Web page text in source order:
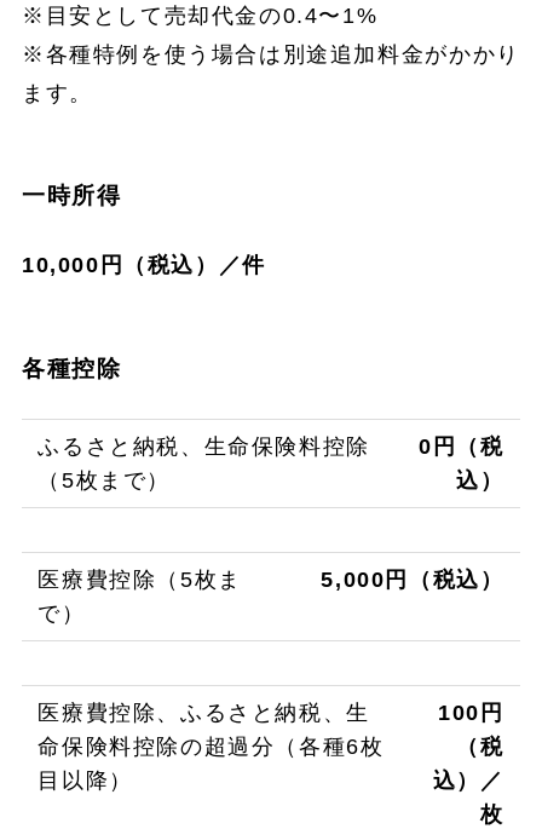
※目安として売却代金の0.4〜1%
※各種特例を使う場合は別途追加料金がかかり
ます。
一時所得
10,000円（税込）／件
各種控除
ふるさと納税、生命保険料控除
（5枚まで）
0円（税
込）
医療費控除（5枚ま
で）
5,000円（税込）
医療費控除、ふるさと納税、生
命保険料控除の超過分（各種6枚
目以降）
100円
（税
込）／
枚